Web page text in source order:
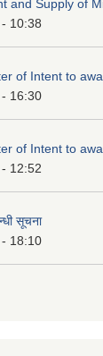
and Supply of
10:38
of Intent to
16:30
of Intent to
12:52
सूचना
18:10